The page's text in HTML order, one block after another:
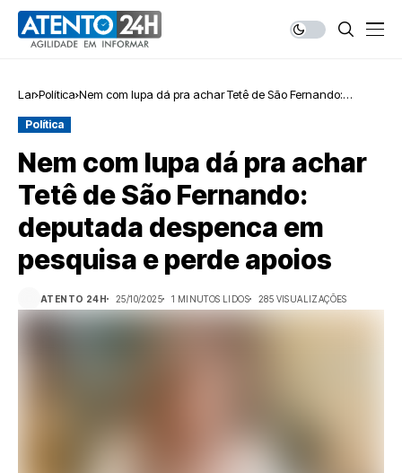
Lar Política Nem com lupa dá pra achar Tetê de São Fernando:
Política
Nem com lupa dá pra achar
Tetê de São Fernando:
deputada despenca em
pesquisa e perde apoios
ATENTO 24H 25/10/2025 1 MINUTOS LIDOS 285 VISUALIZAÇÕES